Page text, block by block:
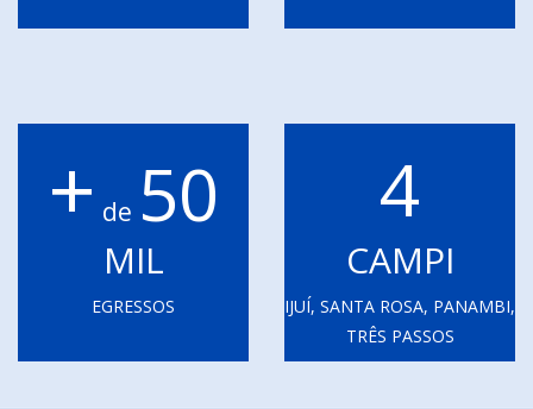
+ de 50
MIL
EGRESSOS
4
CAMPI
IJUÍ, SANTA ROSA, PANAMBI,
TRÊS PASSOS